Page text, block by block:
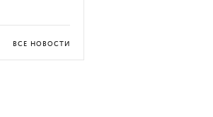
ВСЕ НОВОСТИ